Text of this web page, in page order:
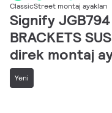
ClassicStreet montaj ayakları
Signify JGB794
BRACKETS
direk montaj
Yeni